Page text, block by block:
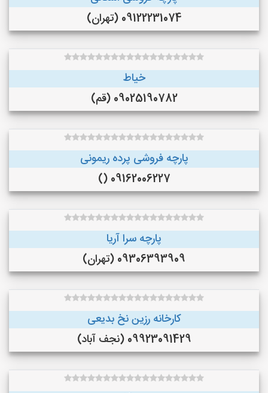
09122231074 (تهران)
خیاط
09025190782 (قم)
پارچه فروشی پرده ریمونی
09162006227 ()
پارچه سرا آریا
09306393909 (تهران)
کارخانه رزین نخ بدیعی
09923091429 (نجف‌ آباد)